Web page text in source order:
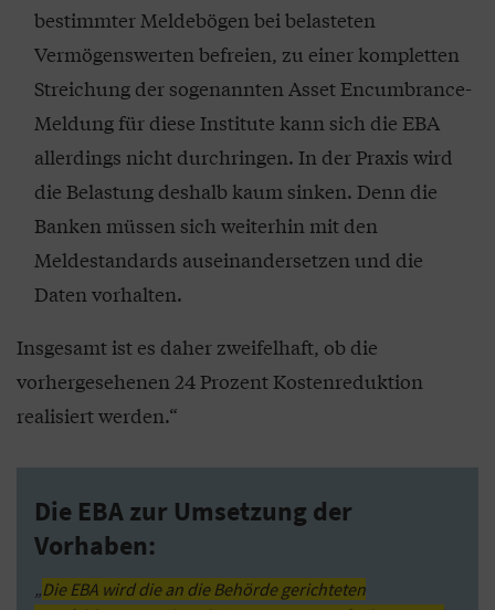
bestimmter Meldebögen bei belasteten
Vermögenswerten befreien, zu einer kompletten
Streichung der sogenannten Asset Encumbrance-
Meldung für diese Institute kann sich die EBA
allerdings nicht durchringen. In der Praxis wird
die Belastung deshalb kaum sinken. Denn die
Banken müssen sich weiterhin mit den
Meldestandards auseinandersetzen und die
Daten vorhalten.
Insgesamt ist es daher zweifelhaft, ob die
vorhergesehenen 24 Prozent Kostenreduktion
realisiert werden.“
Die EBA zur Umsetzung der
Vorhaben:
„Die EBA wird die an die Behörde gerichteten